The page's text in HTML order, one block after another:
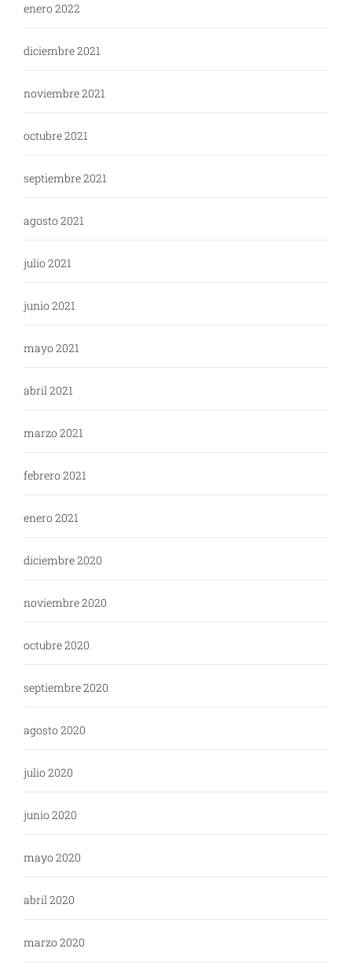
enero 2022
diciembre 2021
noviembre 2021
octubre 2021
septiembre 2021
agosto 2021
julio 2021
junio 2021
mayo 2021
abril 2021
marzo 2021
febrero 2021
enero 2021
diciembre 2020
noviembre 2020
octubre 2020
septiembre 2020
agosto 2020
julio 2020
junio 2020
mayo 2020
abril 2020
marzo 2020